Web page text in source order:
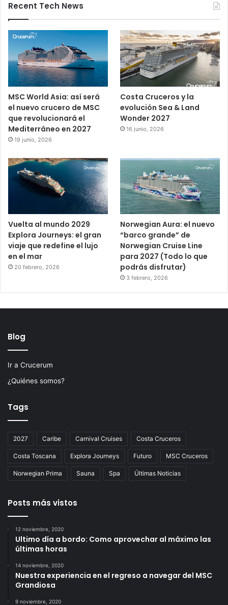
Recent Tech News
MSC World Asia: así será
el nuevo crucero de MSC
que revolucionará el
Mediterráneo en 2027
19 junio, 2026
Costa Cruceros y la
evolución Sea & Land
Wonder 2027
16 junio, 2026
Vuelta al mundo 2029
Explora Journeys: el gran
viaje que redefine el lujo
en el mar
20 febrero, 2026
Norwegian Aura: el nuevo
“barco grande” de
Norwegian Cruise Line
para 2027 (Todo lo que
podrás disfrutar)
3 febrero, 2026
Blog
Ir a Crucerum
¿Quiénes somos?
Tags
2027 Caribe Carnival Cruises Costa Cruceros
Costa Toscana Explora Journeys Futuro MSC Cruceros
Norwegian Prima Sauna Spa Últimas Noticias
Posts más vistos
12 noviembre, 2020
Ultimo día a bordo: Como aprovechar al máximo las
últimas horas
14 noviembre, 2020
Nuestra experiencia en el regreso a navegar del MSC
Grandiosa
9 noviembre, 2020